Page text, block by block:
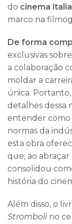
do cinema
marco na
De forma
exclusivas
a colaboração
moldar a
única.
detalhes dessa
entender como
normas da
esta obra
que, ao abraçar
consolidou
história do
Além disso, o
Stromboli no